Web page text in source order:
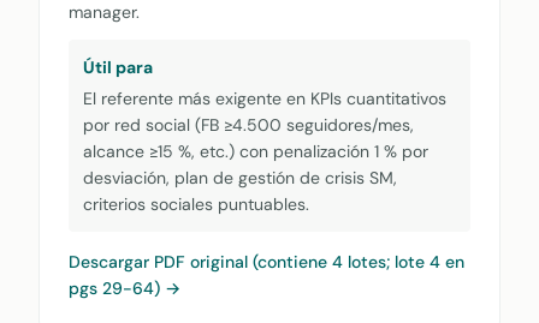
manager.
Útil para
El referente más exigente en KPIs cuantitativos
por red social (FB ≥4.500 seguidores/mes,
alcance ≥15 %, etc.) con penalización 1 % por
desviación, plan de gestión de crisis SM,
criterios sociales puntuables.
Descargar PDF original (contiene 4 lotes; lote 4 en
pgs 29-64) →